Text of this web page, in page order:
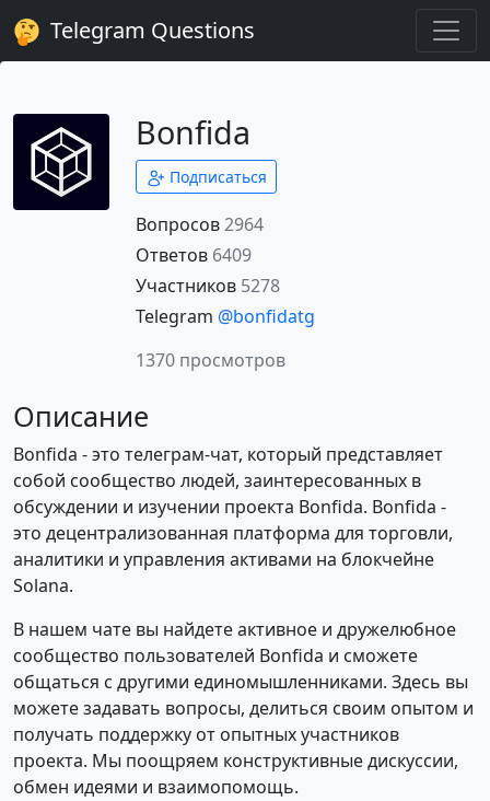
Telegram Questions
Bonfida
Подписаться
Вопросов2964
Ответов 6409
Участников 5278
Telegram @bonfidatg
1370 просмотров
Описание
Bonfida - это телеграм-чат, который представляет
собой сообщество людей, заинтересованных в
обсуждении и изучении проекта Bonfida. Bonfida -
это децентрализованная платформа для торговли,
аналитики и управления активами на блокчейне
Solana.
В нашем чате вы найдете активное и дружелюбное
сообщество пользователей Bonfida и сможете
общаться с другими единомышленниками. Здесь вы
можете задавать вопросы, делиться своим опытом и
получать поддержку от опытных участников
проекта. Мы поощряем конструктивные дискуссии,
обмен идеями и взаимопомощь.